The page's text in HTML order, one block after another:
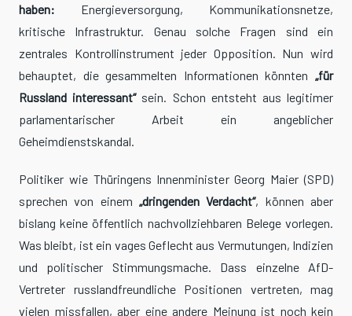
haben: Energieversorgung, Kommunikationsnetze,
kritische Infrastruktur. Genau solche Fragen sind ein
zentrales Kontrollinstrument jeder Opposition. Nun wird
behauptet, die gesammelten Informationen könnten „für
Russland interessant“sein. Schon entsteht aus legitimer
parlamentarischer Arbeit ein angeblicher
Geheimdienstskandal.
Politiker wie Thüringens Innenminister Georg Maier (SPD)
sprechen von einem „dringenden Verdacht“, können aber
bislang keine öffentlich nachvollziehbaren Belege vorlegen.
Was bleibt, ist ein vages Geflecht aus Vermutungen, Indizien
und politischer Stimmungsmache. Dass einzelne AfD-
Vertreter russlandfreundliche Positionen vertreten, mag
vielen missfallen, aber eine andere Meinung ist noch kein